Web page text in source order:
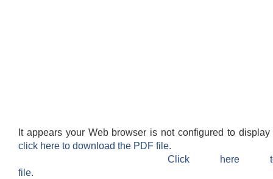
It appears your Web browser is not configured to
click here to download the PDF file.
Click here
file.